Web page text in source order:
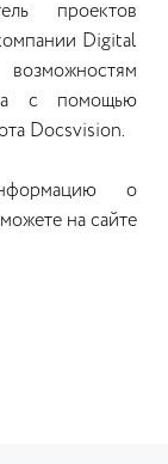
проектов
Digital
с помощью
Docsvision.
о
на сайте